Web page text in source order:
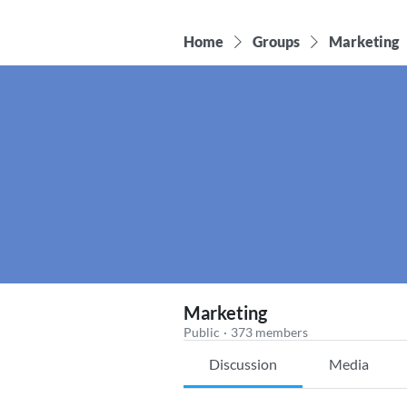
Home Groups Marketing
Marketing
Public · 373 members
Discussion Media